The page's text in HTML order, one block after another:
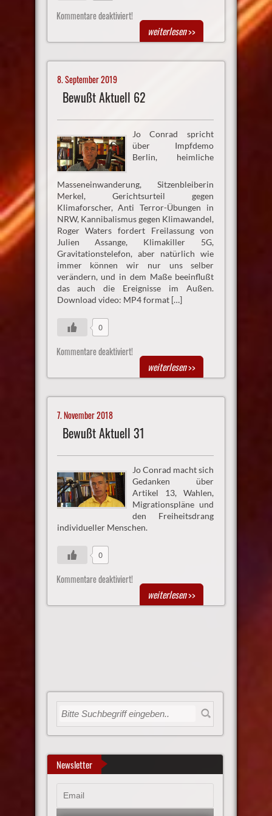
Kommentare deaktiviert!
weiterlesen>>
8. September 2019
Bewußt Aktuell 62
Jo Conrad spricht
über Impfdemo
Berlin, heimliche
Masseneinwanderung, Sitzenbleiberin
Merkel, Gerichtsurteil gegen
Klimaforscher, Anti Terror-Übungen in
NRW, Kannibalismus gegen Klimawandel,
Roger Waters fordert Freilassung von
Julien Assange, Klimakiller 5G,
Gravitationstelefon, aber natürlich wie
immer können wir nur uns selber
verändern, und in dem Maße beeinflußt
das auch die Ereignisse im Außen.
Download video: MP4 format […]
0
Kommentare deaktiviert!
weiterlesen>>
7. November 2018
Bewußt Aktuell 31
Jo Conrad macht sich
Gedanken über
Artikel 13, Wahlen,
Migrationspläne und
den Freiheitsdrang
individueller Menschen.
0
Kommentare deaktiviert!
weiterlesen>>
Newsletter